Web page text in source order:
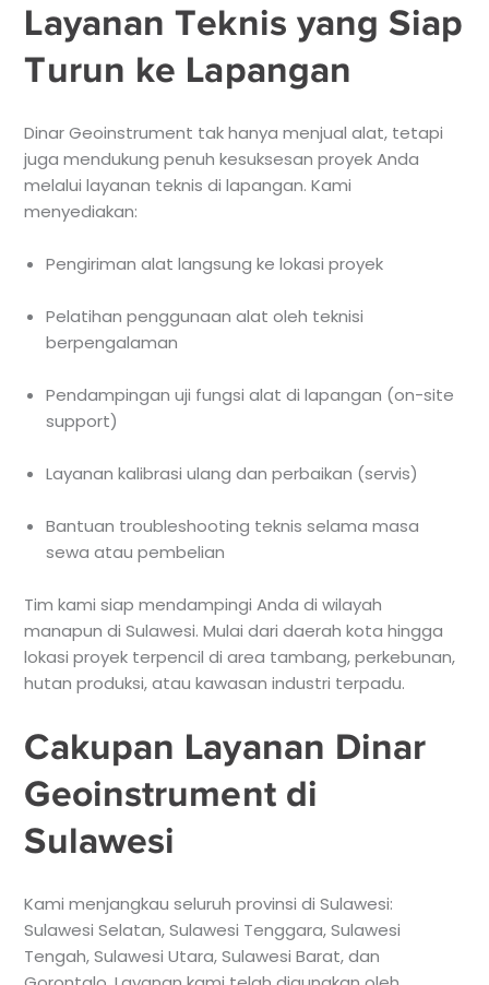
Layanan Teknis yang Siap
Turun ke Lapangan
Dinar Geoinstrument tak hanya menjual alat, tetapi
juga mendukung penuh kesuksesan proyek Anda
melalui layanan teknis di lapangan. Kami
menyediakan:
Pengiriman alat langsung ke lokasi proyek
Pelatihan penggunaan alat oleh teknisi
berpengalaman
Pendampingan uji fungsi alat di lapangan (on-site
support)
Layanan kalibrasi ulang dan perbaikan (servis)
Bantuan troubleshooting teknis selama masa
sewa atau pembelian
Tim kami siap mendampingi Anda di wilayah
manapun di Sulawesi. Mulai dari daerah kota hingga
lokasi proyek terpencil di area tambang, perkebunan,
hutan produksi, atau kawasan industri terpadu.
Cakupan Layanan Dinar
Geoinstrument di
Sulawesi
Kami menjangkau seluruh provinsi di Sulawesi:
Sulawesi Selatan, Sulawesi Tenggara, Sulawesi
Tengah, Sulawesi Utara, Sulawesi Barat, dan